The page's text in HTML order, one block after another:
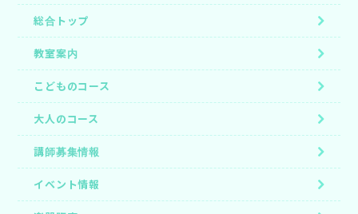
総合トップ
教室案内
こどものコース
大人のコース
講師募集情報
イベント情報